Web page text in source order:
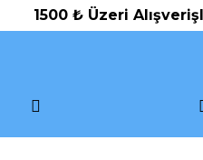
1500 ₺ Üzeri